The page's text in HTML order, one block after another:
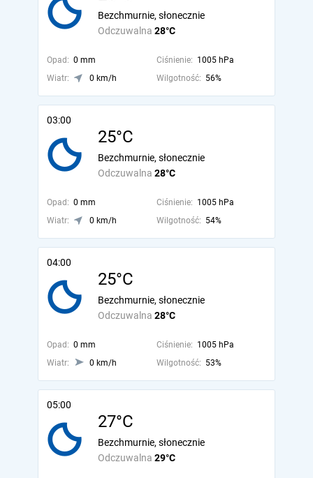
Odczuwalna 28°C
Bezchmurnie, słonecznie
Opad: 0 mm Ciśnienie: 1005 hPa
Wiatr:
0 km/h Wilgotność: 56%
03:00
25°C
Odczuwalna 28°C
Bezchmurnie, słonecznie
Opad: 0 mm Ciśnienie: 1005 hPa
Wiatr:
0 km/h Wilgotność: 54%
04:00
25°C
Odczuwalna 28°C
Bezchmurnie, słonecznie
Opad: 0 mm Ciśnienie: 1005 hPa
Wiatr:
0 km/h Wilgotność: 53%
05:00
27°C
Odczuwalna 29°C
Bezchmurnie, słonecznie